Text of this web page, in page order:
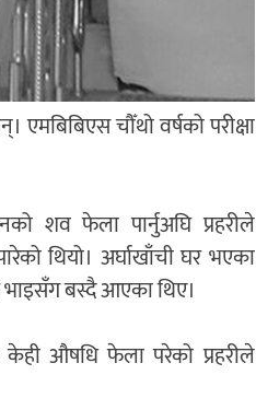
चौँथो वर्षको परीक्षा
शव फेला पार्नुअघि प्रहरीले
थियो। अर्घाखाँची घर भएका
भाइसँग बस्दै आएका थिए।
औषधि फेला परेको प्रहरीले